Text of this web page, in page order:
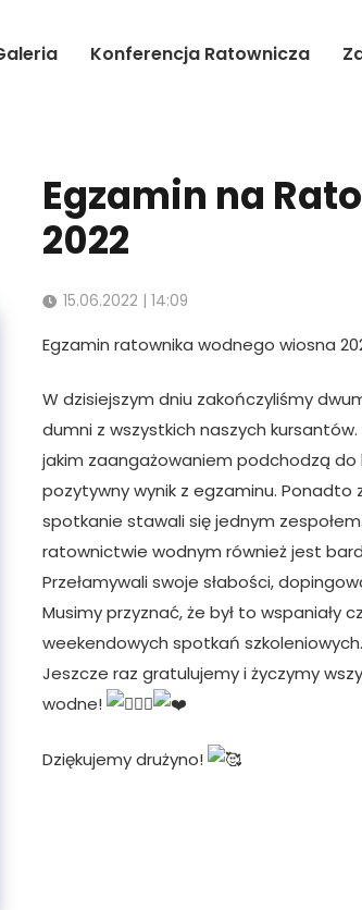
Konferencja Ratownicza
Egzamin na
2022
15.06.2022 | 14:09
Egzamin ratownika wodnego wiosna
W dzisiejszym dniu zakończyliśmy
dumni z wszystkich naszych
jakim zaangażowaniem podchodzą do
pozytywny wynik z egzaminu.
spotkanie stawali się jednym
ratownictwie wodnym również jest
Przełamywali swoje słabości,
Musimy przyznać, że był to wspaniały
weekendowych spotkań szkoleniowych.
Jeszcze raz gratulujemy i życzymy
wodne!
Dziękujemy drużyno!